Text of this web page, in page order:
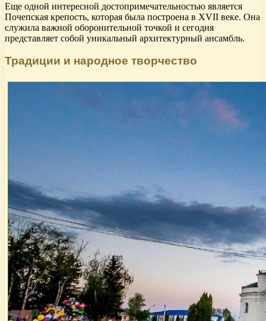
Еще одной интересной достопримечательностью является
Почепская крепость, которая была построена в XVII веке. Она
служила важной оборонительной точкой и сегодня
представляет собой уникальный архитектурный ансамбль.
Традиции и народное творчество